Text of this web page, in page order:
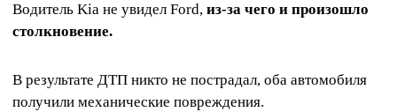
Водитель Kia не увидел Ford, из-за чего и произошло
столкновение.
В результате ДТП никто не пострадал, оба автомобиля
получили механические повреждения.